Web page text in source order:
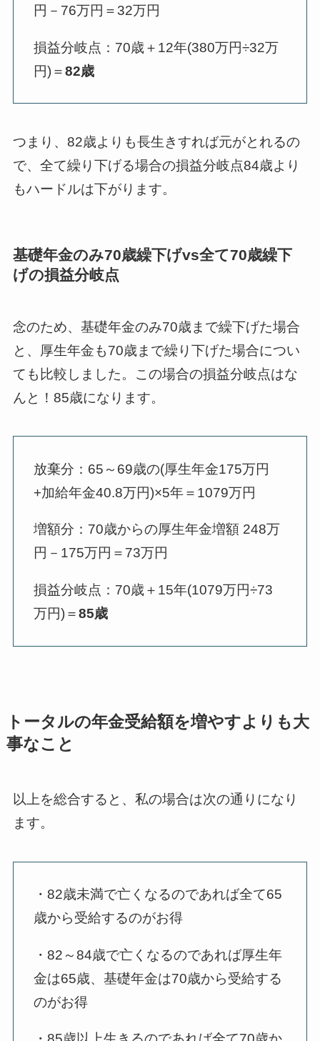
円－76万円＝32万円
損益分岐点：70歳＋12年(380万円÷32万
円)＝82歳
つまり、82歳よりも長生きすれば元がとれるの
で、全て繰り下げる場合の損益分岐点84歳より
もハードルは下がります。
基礎年金のみ70歳繰下げvs全て70歳繰下
げの損益分岐点
念のため、基礎年金のみ70歳まで繰下げた場合
と、厚生年金も70歳まで繰り下げた場合につい
ても比較しました。この場合の損益分岐点はな
んと！85歳になります。
放棄分：65～69歳の(厚生年金175万円
+加給年金40.8万円)×5年＝1079万円
増額分：70歳からの厚生年金増額 248万
円－175万円＝73万円
損益分岐点：70歳＋15年(1079万円÷73
万円)＝85歳
トータルの年金受給額を増やすよりも大
事なこと
以上を総合すると、私の場合は次の通りになり
ます。
・82歳未満で亡くなるのであれば全て65
歳から受給するのがお得
・82～84歳で亡くなるのであれば厚生年
金は65歳、基礎年金は70歳から受給する
のがお得